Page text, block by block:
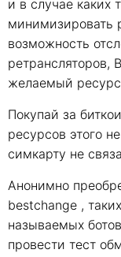
и в случае каких
минимизировать
возможность
ретрансляторов,
желаемый
Покупай за
ресурсов этого
симкарту не
Анонимно
bestchange ,
называемых
провести тест